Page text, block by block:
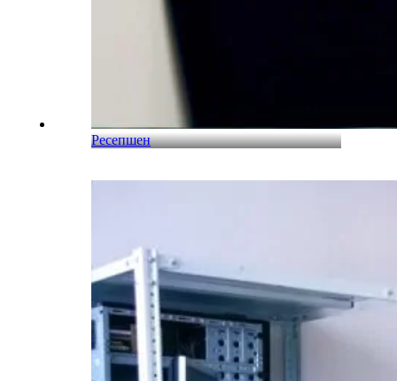
Ресепшен